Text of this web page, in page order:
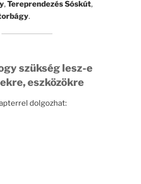
,Tereprendezés Sóskút,
.
szükség lesz-e
eszközökre
dolgozhat: